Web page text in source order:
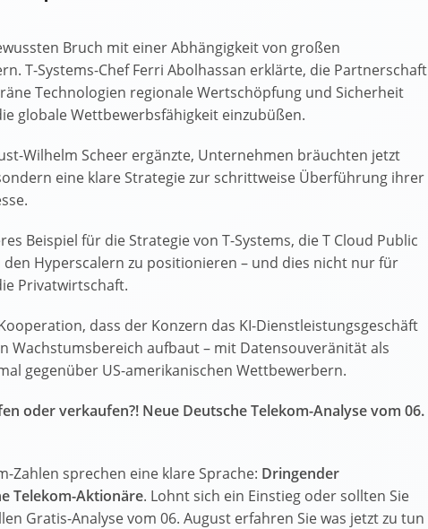
Bruch mit einer Abhängigkeit von großen
T-Systems-Chef Ferri Abolhassan erklärte, die Partnerschaft
Technologien regionale Wertschöpfung und Sicherheit
globale Wettbewerbsfähigkeit einzubüßen.
Wilhelm Scheer ergänzte, Unternehmen bräuchten jetzt
eine klare Strategie zur schrittweise Überführung ihrer
Beispiel für die Strategie von T-Systems, die T Cloud Public
Hyperscalern zu positionieren – und dies nicht nur für
Privatwirtschaft.
dass der Konzern das KI-Dienstleistungsgeschäft
Wachstumsbereich aufbaut – mit Datensouveränität als
gegenüber US-amerikanischen Wettbewerbern.
oder verkaufen?! Neue Deutsche Telekom-Analyse vom 06.
Zahlen sprechen eine klare Sprache: Dringender
Telekom-Aktionäre. Lohnt sich ein Einstieg oder sollten Sie
Gratis-Analyse vom 06. August erfahren Sie was jetzt zu tun